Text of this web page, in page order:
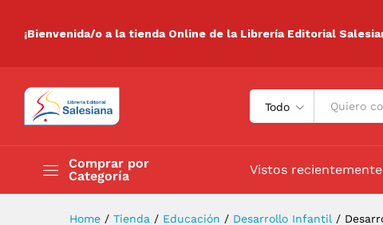
¡Bienvenida/o a la tienda Online de la Librería Editorial
Todo
Comprar por
Categoría
Promociones
Vistos recientemente
Home / Tienda / Educación / Desarrollo Infantil /